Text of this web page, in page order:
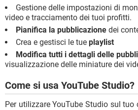
Gestione delle impostazioni di
video e tracciamento dei tuoi profitti.
Pianifica la pubblicazione dei
Crea e gestisci le tue playlist
Modifica tutti i dettagli delle
visualizzazione delle miniature dei
Come si usa YouTube Studio?
Per utilizzare YouTube Studio sul tuo